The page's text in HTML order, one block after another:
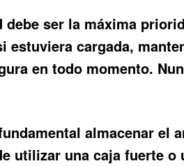
debe ser la máxima
estuviera cargada,
en todo momento.
almacenar el
utilizar una caja fuerte